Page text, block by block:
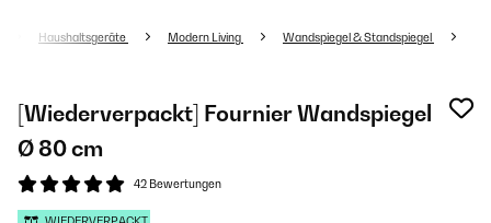
Haushaltsgeräte Modern Living Wandspiegel & Standspiegel
[Wiederverpackt] Fournier Wandspiegel
Ø 80 cm
42 Bewertungen